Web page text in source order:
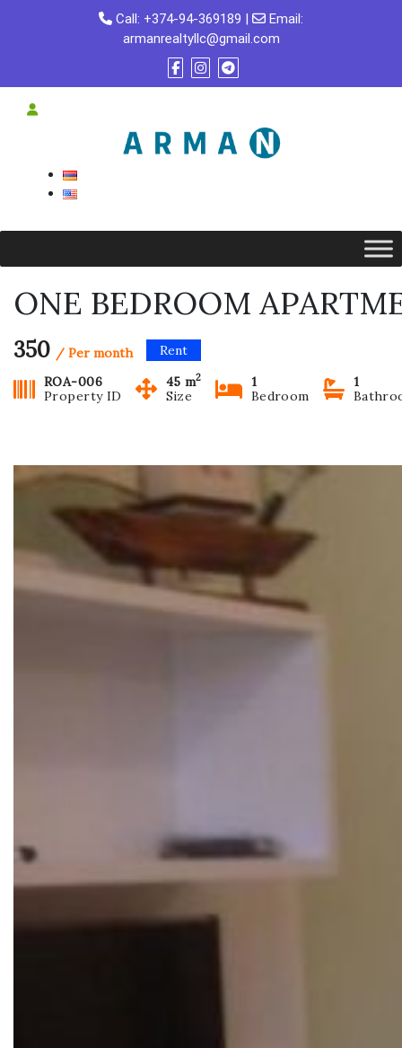
Call: +374-94-369189 |
Email:
armanrealtyllc@gmail.com
ONE BEDROOM
350 / Per month
Rent
ROA-006
Property ID
45 m2
Size
1
Bedroom
1